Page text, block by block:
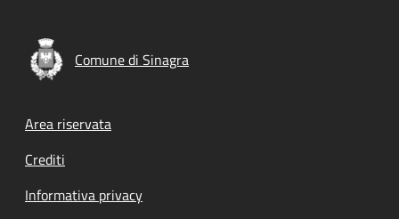
Comune di Sinagra
Footer menu
Area riservata
Crediti
Informativa privacy